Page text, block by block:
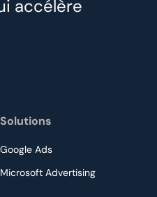
accélère
Solutions
Google Ads
Microsoft Advertising